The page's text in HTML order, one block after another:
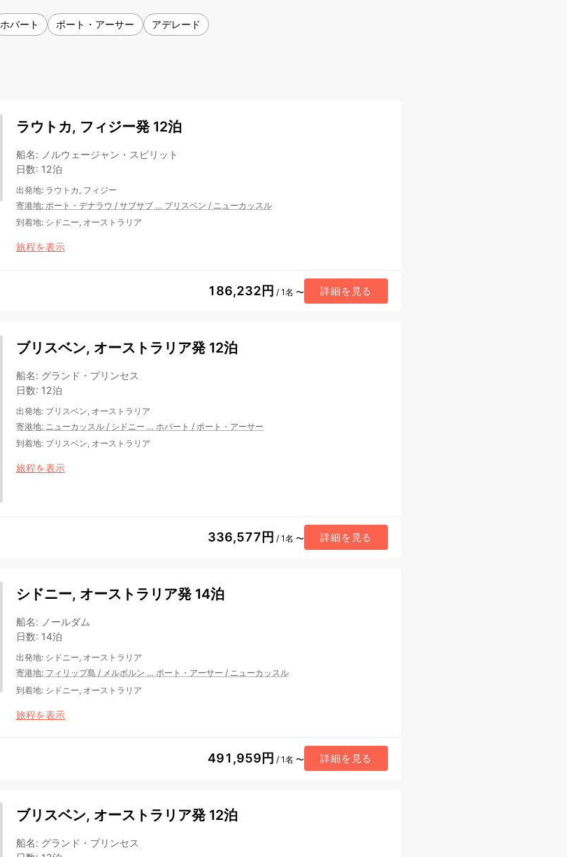
ホバート ポート・アーサー アデレード
ラウトカ, フィジー発 12泊
船名: ノルウェージャン・スピリット
日数: 12泊
出発地: ラウトカ, フィジー
寄港地: ポート・デナラウ / サブサブ… ブリスベン / ニューカッスル
到着地: シドニー, オーストラリア
旅程を表示
186,232円 / 1名 〜 詳細を見る
ブリスベン, オーストラリア発 12泊
船名: グランド・プリンセス
日数: 12泊
出発地: ブリスベン, オーストラリア
寄港地: ニューカッスル/ シドニー … ホバート / ポート・アーサー
到着地: ブリスベン, オーストラリア
旅程を表示
336,577円 / 1名 〜 詳細を見る
シドニー, オーストラリア発 14泊
船名: ノールダム
日数: 14泊
出発地: シドニー, オーストラリア
寄港地: フィリップ島 / メルボルン … ポート・アーサー / ニューカッスル
到着地: シドニー, オーストラリア
旅程を表示
491,959円 / 1名 〜 詳細を見る
ブリスベン, オーストラリア発 12泊
船名: グランド・プリンセス